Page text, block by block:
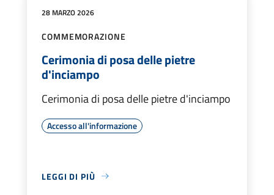
28 MARZO 2026
COMMEMORAZIONE
Cerimonia di posa delle pietre
d'inciampo
Cerimonia di posa delle pietre d'inciampo
Accesso all'informazione
LEGGI DI PIÙ